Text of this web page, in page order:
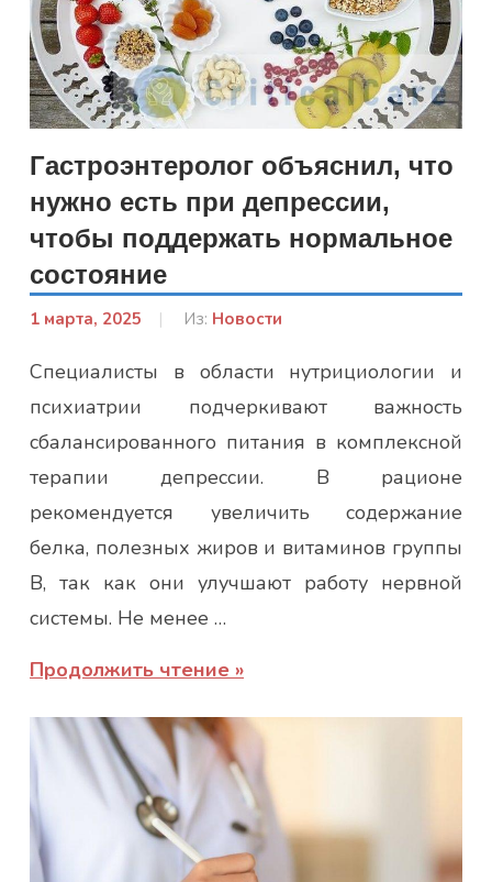
Гастроэнтеролог объяснил, что
нужно есть при депрессии,
чтобы поддержать нормальное
состояние
1 марта, 2025
От:
Из: Новости
Специалисты в области нутрициологии и
психиатрии подчеркивают важность
сбалансированного питания в комплексной
терапии депрессии. В рационе
рекомендуется увеличить содержание
белка, полезных жиров и витаминов группы
B, так как они улучшают работу нервной
системы. Не менее …
Продолжить чтение